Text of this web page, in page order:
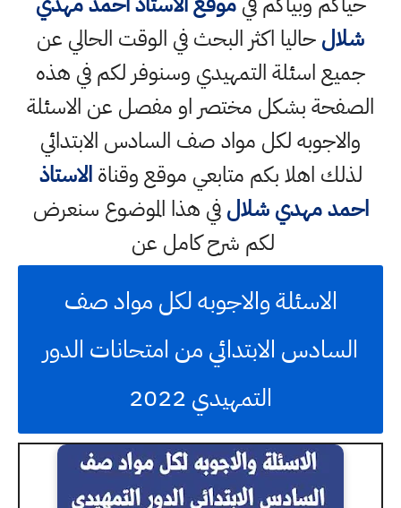
شلالحاليا اكثر البحث في الوقت الحالي عن
جميع اسئلة التمهيدي وسنوفر لكم في هذه
الصفحة بشكل مختصر او مفصل عن الاسئلة
والاجوبه لكل مواد صف السادس الابتدائي
لذلك اهلا بكم متابعي موقع وقناةالاستاذ
احمد مهدي شلالفي هذا الموضوع سنعرض
لكم شرح كامل عن
الاسئلة والاجوبه لكل مواد صف
السادس الابتدائي من امتحانات الدور
التمهيدي 2022